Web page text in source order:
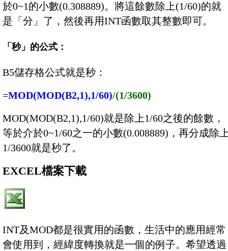
於0~1的小數(0.308889)。將這餘數除上(1/60)的就
是「分」了，然後再用INT函數取其整數即可。
「秒」的公式：
B5儲存格公式就是秒：
=MOD(MOD(B2,1),1/60)/(1/3600)
MOD(MOD(B2,1),1/60)就是除上1/60之後的餘數，
等於介於0~1/60之一的小數(0.008889)，再分成除
1/3600就是秒了。
EXCEL檔案下載
INT及MOD都是很實用的函數，生活中的應用經常
會使用到，經緯度轉換就是一個的例子。希望透過